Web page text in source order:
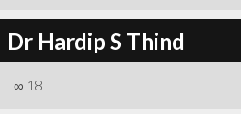
Dr Hardip S Thind
∞ 18